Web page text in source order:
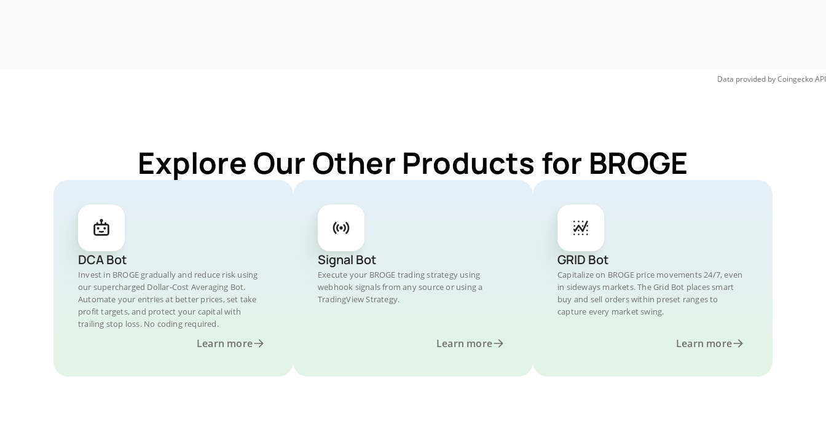
Data provided byCoingeckoAPI
Explore Our Other Products for BROGE
DCA Bot
Invest in BROGE gradually and reduce risk using
our supercharged Dollar-Cost Averaging Bot.
Automate your entries at better prices, set take
profit targets, and protect your capital with
trailing stop loss. No coding required.
Learn more
Signal Bot
Execute your BROGE trading strategy using
webhook signals from any source or using a
TradingView Strategy.
Learn more
GRID Bot
Capitalize on BROGE price movements 24/7, even
in sideways markets. The Grid Bot places smart
buy and sell orders within preset ranges to
capture every market swing.
Learn more